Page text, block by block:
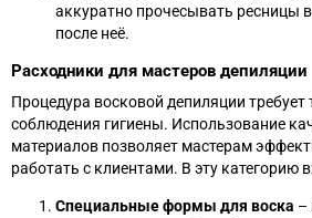
аккуратно прочесывать ресницы
после неё.
Расходники для мастеров депиляции
Процедура восковой депиляции требует
соблюдения гигиены. Использование
материалов позволяет мастерам
работать с клиентами. В эту категорию
Специальные формы для воска –